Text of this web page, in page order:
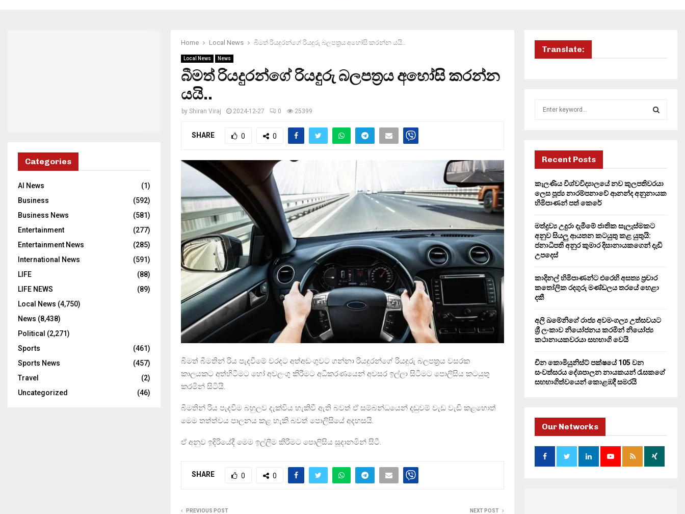
Home Local News බීමත් රියදුරන්ගේ රියදුරු බලපත‍්‍රය අහෝසි කරන්න යයි..
Local News News
බීමත් රියදුරන්ගේ රියදුරු බලපත‍්‍රය අහෝසි කරන්න
යයි..
by Shiran Viraj 2024-12-27 0 25399
SHARE 0 0
බීමත් බීමතින් රිය පැදවීමේ වරදට අත්අඩංගුවට ගන්නා රියදුරන්ගේ රියදුරු බලපත්‍රය වසරක
කාලයකට අත්හිටීමට හෝ අවලංගු කිරීමට අධිකරණයෙන් අවසර ඉල්ලා සිටීමට පොලිසිය කටයුතු
කරමින් සිටියි.
බීමතින් රිය පැදවීම බහුලව දැක්විය හැකිවී ඇති බවත් ඒ සම්බන්ධයෙන් දඬුවම් වැඩ වැඩි කළහොත්
මෙම තත්ත්වය පාලනය කළ හැකි බවත් පොලිසියේ අදහසයි.
ඒ අනුව ඉදිරියේදී මෙම ඉල්ලීම කිරීමට පොලිසිය සූදානමින් සිටී.
SHARE 0 0
PREVIOUS POST NEXT POST
Categories
AI News
(1)
Business
(592)
Business News
(581)
Entertainment
(277)
Entertainment News
(285)
International News
(591)
LIFE
(88)
LIFE NEWS
(89)
Local News (4,750)
News (8,438)
Political (2,271)
Sports
(461)
Sports News
(457)
Travel
(2)
Uncategorized
(46)
Translate:
f
r
:
R
Recent Posts
කැලණිය විශ්වවිද්‍යාලයේ නව කුලපතිවරයා
ලෙස පූජ්‍ය නාරම්පනාවේ ආනන්ද අනුනායක
හිමිපාණන් පත් කෙරේ
මත්ද්‍රව්‍ය උදුරා දැමීමේ ජාතික සැලැස්මකට
අනුව සියලු ආයතන කටයුතු කළ යුතුයි:
ජනාධිපති අනුර කුමාර දිසානායකගෙන් දැඩි
උපදෙස්
කාදිනල් හිමිපාණන්ට එරෙහි අසත්‍ය ප්‍රචාර
කතෝලික රදගුරු මණ්ඩලය තරයේ හෙළා
දකී
අලි ඛමේනිගේ රාජ්‍ය අවමංගල්‍ය උත්සවයට
ශ්‍රී ලංකාව නියෝජනය කරමින් නියෝජ්‍ය
කථානායකවරයා සහභාගි වෙයි
චීන කොමියුනිස්ට් පක්ෂයේ 105 වන
සංවත්සරය දේශපාලන නායකයන් රැසකගේ
සහභාගිත්වයෙන් කොළඹදී සමරයි
Our Networks